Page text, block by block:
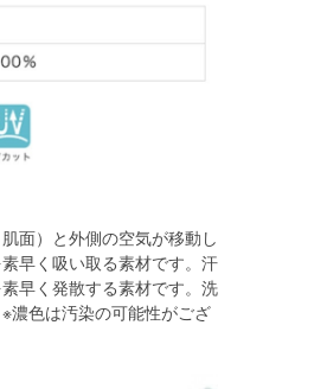
面）と外側の空気が移動し
早く吸い取る素材です。汗
早く発散する素材です。洗
濃色は汚染の可能性がござ